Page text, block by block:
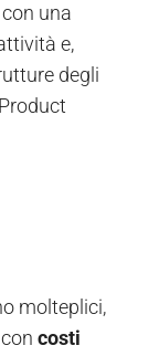
una
e,
degli
molteplici,
costi